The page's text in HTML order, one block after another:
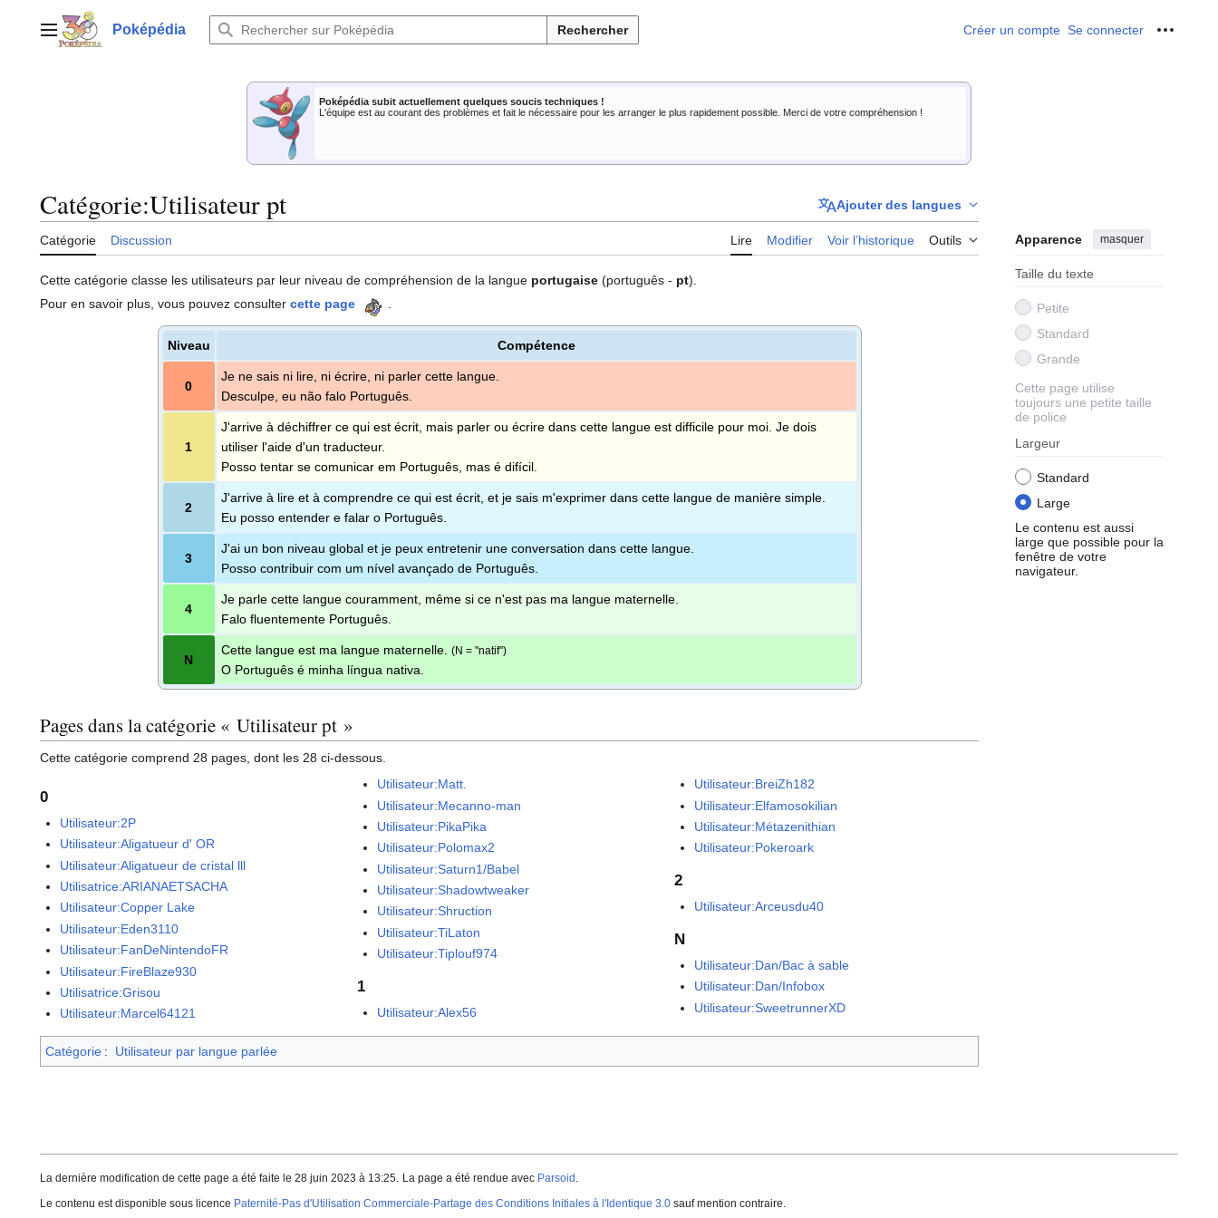
contenuMenu principalPoképédia Rechercher Créer un compte Se connecter Outils
Poképédia subit actuellement quelques soucis techniques !
L'équipe est au courant des problèmes et fait le nécessaire pour les arranger le plus rapidement possible. Merci de votre compréhension !
Catégorie:Utilisateur pt Ajouter des langues
Catégorie Discussion Lire Modifier Voir l’historique Outils Apparence masquer
Taille du texte
Petite
Standard
Grande
Cette page utilise
toujours une petite taille
de police
Largeur
Standard
Large
Le contenu est aussi
large que possible pour la
fenêtre de votre
navigateur.
Cette catégorie classe les utilisateurs par leur niveau de compréhension de la langue portugaise (português - pt).
Pour en savoir plus, vous pouvez consulter cette page
Niveau Compétence
0
Je ne sais ni lire, ni écrire, ni parler cette langue.
Desculpe, eu não falo Português.
1
J'arrive à déchiffrer ce qui est écrit, mais parler ou écrire dans cette langue est difficile pour moi. Je dois
utiliser l'aide d'un traducteur.
Posso tentar se comunicar em Português, mas é difícil.
2
J'arrive à lire et à comprendre ce qui est écrit, et je sais m'exprimer dans cette langue de manière simple.
Eu posso entender e falar o Português.
3
J'ai un bon niveau global et je peux entretenir une conversation dans cette langue.
Posso contribuir com um nível avançado de Português.
4
Je parle cette langue couramment, même si ce n'est pas ma langue maternelle.
Falo fluentemente Português.
N
Cette langue est ma langue maternelle. (N = "natif")
O Português é minha língua nativa.
Pages dans la catégorie « Utilisateur pt »
Cette catégorie comprend 28 pages, dont les 28 ci-dessous.
0
Utilisateur:2P
Utilisateur:Aligatueur d' OR
Utilisateur:Aligatueur de cristal lll
Utilisatrice:ARIANAETSACHA
Utilisateur:Copper Lake
Utilisateur:Eden3110
Utilisateur:FanDeNintendoFR
Utilisateur:FireBlaze930
Utilisatrice:Grisou
Utilisateur:Marcel64121
Utilisateur:Matt.
Utilisateur:Mecanno-man
Utilisateur:PikaPika
Utilisateur:Polomax2
Utilisateur:Saturn1/Babel
Utilisateur:Shadowtweaker
Utilisateur:Shruction
Utilisateur:TiLaton
Utilisateur:Tiplouf974
1
Utilisateur:Alex56
Utilisateur:BreiZh182
Utilisateur:Elfamosokilian
Utilisateur:Métazenithian
Utilisateur:Pokeroark
2
Utilisateur:Arceusdu40
N
Utilisateur:Dan/Bac à sable
Utilisateur:Dan/Infobox
Utilisateur:SweetrunnerXD
Catégorie : Utilisateur par langue parlée
La dernière modification de cette page a été faite le 28 juin 2023 à 13:25. La page a été rendue avec Parsoid .
Le contenu est disponible sous licence Paternité-Pas d'Utilisation Commerciale-Partage des Conditions Initiales à l'Identique 3.0 sauf mention contraire.